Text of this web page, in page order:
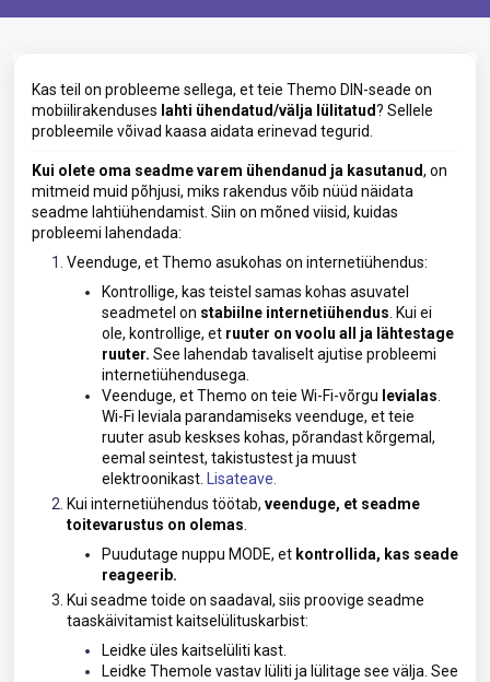
Kas teil on probleeme sellega, et teie Themo DIN-seade on
mobiilirakenduses lahti ühendatud/välja lülitatud? Sellele
probleemile võivad kaasa aidata erinevad tegurid.
Kui olete oma seadme varem ühendanud ja kasutanud, on
mitmeid muid põhjusi, miks rakendus võib nüüd näidata
seadme lahtiühendamist. Siin on mõned viisid, kuidas
probleemi lahendada:
Veenduge, et Themo asukohas on internetiühendus:
Kontrollige, kas teistel samas kohas asuvatel
seadmetel on stabiilne internetiühendus . Kui ei
ole, kontrollige, et ruuter on voolu all ja lähtestage
ruuter. See lahendab tavaliselt ajutise probleemi
internetiühendusega.
Veenduge, et Themo on teie Wi-Fi-võrgu levialas
Wi-Fi leviala parandamiseks veenduge, et teie
ruuter asub keskses kohas, põrandast kõrgemal,
eemal seintest, takistustest ja muust
elektroonikast.
Lisateave.
Kui internetiühendus töötab, veenduge, et seadme
toitevarustus on olemas
Puudutage nuppu MODE, et kontrollida, kas seade
reageerib.
Kui seadme toide on saadaval, siis proovige seadme
taaskäivitamist kaitselülituskarbist:
Leidke üles kaitselüliti kast.
Leidke Themole vastav lüliti ja lülitage see välja. See